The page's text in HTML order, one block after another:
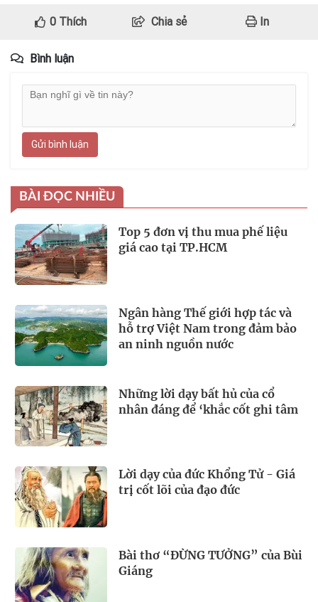
0Thích Chia sẻ In
Bình luận
Gửi bình luận
BÀI ĐỌC NHIỀU
Top 5 đơn vị thu mua phế liệu
giá cao tại TP.HCM
Ngân hàng Thế giới hợp tác và
hỗ trợ Việt Nam trong đảm bảo
an ninh nguồn nước
Những lời dạy bất hủ của cổ
nhân đáng để ‘khắc cốt ghi tâm
Lời dạy của đức Khổng Tử - Giá
trị cốt lõi của đạo đức
Bài thơ “ĐỪNG TƯỞNG” của Bùi
Giáng